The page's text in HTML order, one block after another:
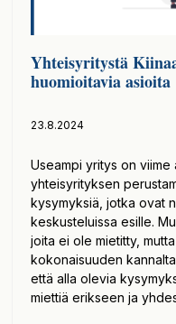
Yhteisyritystä
huomioitavia asioita
23.8.2024
Useampi yritys on viime
yhteisyrityksen
kysymyksiä, jotka ovat
keskusteluissa esille.
joita ei ole mietitty,
kokonaisuuden
että alla olevia
miettiä erikseen ja